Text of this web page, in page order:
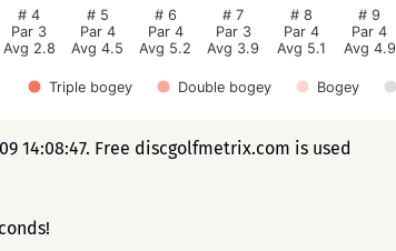
Triple bogey Double bogey Bogey
# 4
Par 3
Avg 2.8
# 5
Par 4
Avg 4.5
# 6
Par 4
Avg 5.2
# 7
Par 3
Avg 3.9
# 8
Par 4
Avg 5.1
# 9
Par 4
Avg 4.9
14:08:47. Free discgolfmetrix.com is used